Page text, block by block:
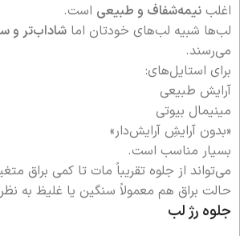
اغلب نیمه‌شفاف و طبیعی است.
لب‌ها شبیه لب‌های خودتان اما شاداب‌تر و
می‌رسند.
برای استایل‌های:
آرایش طبیعی
مینیمال بیوتی
«بدون آرایشِ آرایش‌دار»
بسیار مناسب است.
می‌تواند از جلوه تقریباً مات تا کمی براق
حالت براق هم معمولاً سنگین یا غلیظ به
جلوه رژ لب